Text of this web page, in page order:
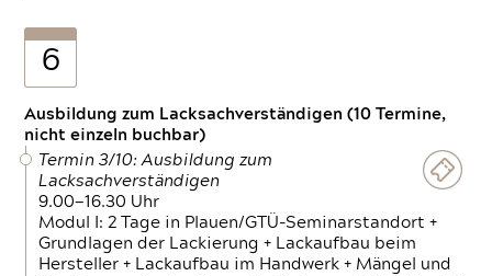
6
Ausbildung zum Lacksachverständigen (10 Termine,
nicht einzeln buchbar)
Termin 3/10: Ausbildung zum
Lacksachverständigen
9.00—16.30 Uhr
Modul I: 2 Tage in Plauen/GTÜ-Seminarstandort +
Grundlagen der Lackierung + Lackaufbau beim
Hersteller + Lackaufbau im Handwerk + Mängel und